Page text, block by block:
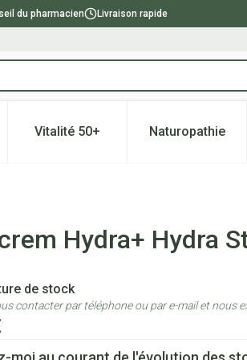
du pharmacien Livraison rapide
et hygièneRégime, alimentation &
sous-menu pour la catégorie
Vitalité 50+Afficher le sous-menu pour la
Naturopathie
Afficher
Hydra+ Hydra
de stock
contacter par téléphone ou par e-mail et nous